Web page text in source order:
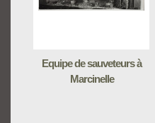
Equipe de sauveteurs à
Marcinelle